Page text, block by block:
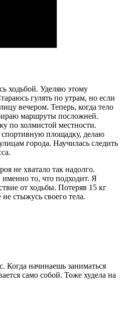
ходьбой. Уделяю этому
гулять по утрам, но если
вечером. Теперь, когда тело
маршруты посложней.
по холмистой местности.
площадку, делаю
города. Научилась следить
не хватало так надолго.
то, что подходит. Я
от ходьбы. Потеряв 15 кг
стыжусь своего тела.
Когда начинаешь заниматься
само собой. Тоже худела на